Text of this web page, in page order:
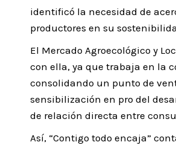
identificó la necesidad de
productores en su
El Mercado Agroecológico y
con ella, ya que trabaja en la
consolidando un punto de
sensibilización en pro del
de relación directa entre
Así, “Contigo todo encaja”